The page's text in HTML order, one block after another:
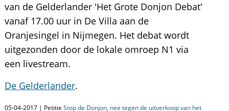
van de Gelderlander 'Het Grote Donjon Debat'
vanaf 17.00 uur in De Villa aan de
Oranjesingel in Nijmegen. Het debat wordt
uitgezonden door de lokale omroep N1 via
een livestream.
De Gelderlander.
05-04-2017 | Petitie Stop de Donjon, nee tegen de uitverkoop van het